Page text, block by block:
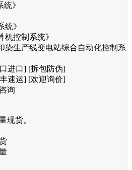
》
》
机控制系统》
染生产线变电站综合自动化控制系
进口] [拆包防伪]
速运] [欢迎询价]
询
现货。